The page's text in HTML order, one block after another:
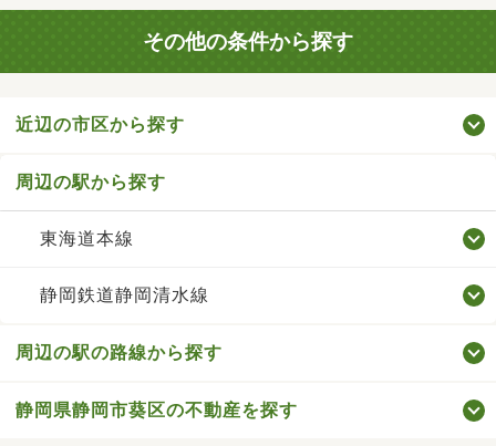
その他の条件から探す
近辺の市区から探す
周辺の駅から探す
東海道本線
静岡鉄道静岡清水線
周辺の駅の路線から探す
静岡県静岡市葵区の不動産を探す